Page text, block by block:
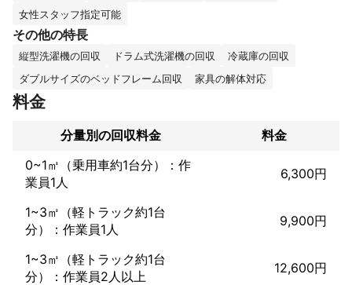
子どもの環境対応はすごいなぁと思う今日この頃です(笑)
屋号は、初めて保護した黒猫ロロ(ろろ)からもらいました。
みんなに愛され、みんなを愛す子だったので、
皆様に愛さるお店になれるよう、ロロにあやかりました。
お客様のお役に立てるよう、精一杯頑張りますので、
ご用命いただけますようお願い申し上げます。
━━━━━━━━━━━━━━━━━━━━━━━━━━━━
❖お客様に当店を気持ちよくご利用していただくため、　　❖
❖下記内容をご理解くださいますようお願い申し上げます。❖
❖軽トラック積み込み放題
❖女性スタッフ同行可能
女性スタッフ指定可能
その他の特長
縦型洗濯機の回収 ドラム式洗濯機の回収
冷蔵庫の回収
ダブルサイズのベッドフレーム回収
家具の解体対応
料金
分量別の回収料金
料金
0~1㎥（乗用車約1台分）：作
業員1人
6,300円
1~3㎥（軽トラック約1台
分）：作業員1人
9,900円
1~3㎥（軽トラック約1台
分）：作業員2人以上
12,600円